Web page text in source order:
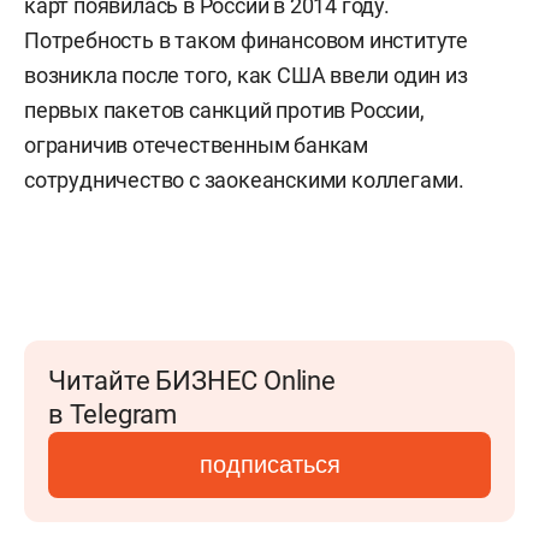
карт появилась в России в 2014 году.
Потребность в таком финансовом институте
возникла после того, как США ввели один из
первых пакетов санкций против России,
ограничив отечественным банкам
сотрудничество с заокеанскими коллегами.
Читайте БИЗНЕС Online
в Telegram
подписаться